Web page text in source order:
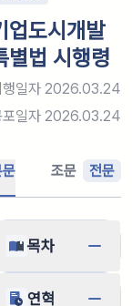
업도시개발
별법 시행령
일자 2026.03.24
일자 2026.03.24
조문 전문
목차
연혁